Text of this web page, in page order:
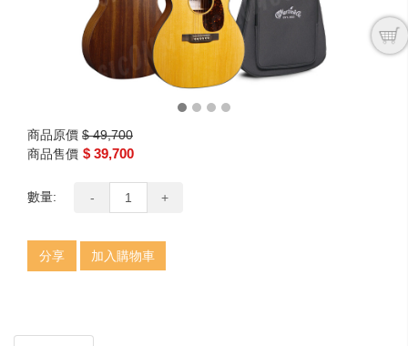
商品原價 $ 49,700
商品售價 $ 39,700
數量: - +
分享 加入購物車